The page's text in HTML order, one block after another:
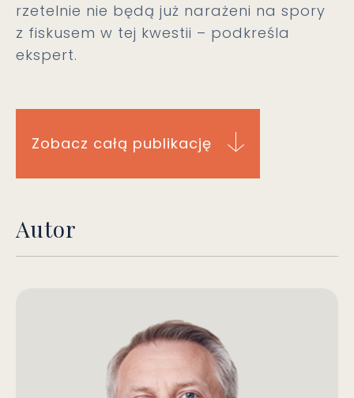
rzetelnie nie będą już narażeni na spory
z fiskusem w tej kwestii – podkreśla
ekspert.
Zobacz całą publikację
Autor